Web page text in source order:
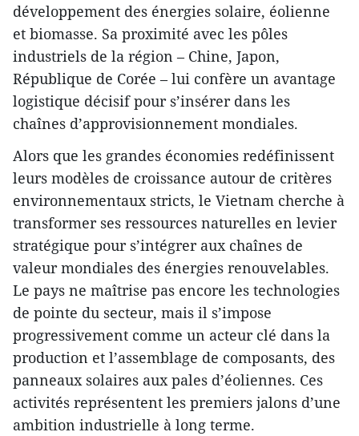
développement des énergies solaire, éolienne
et biomasse. Sa proximité avec les pôles
industriels de la région – Chine, Japon,
République de Corée – lui confère un avantage
logistique décisif pour s’insérer dans les
chaînes d’approvisionnement mondiales.
Alors que les grandes économies redéfinissent
leurs modèles de croissance autour de critères
environnementaux stricts, le Vietnam cherche à
transformer ses ressources naturelles en levier
stratégique pour s’intégrer aux chaînes de
valeur mondiales des énergies renouvelables.
Le pays ne maîtrise pas encore les technologies
de pointe du secteur, mais il s’impose
progressivement comme un acteur clé dans la
production et l’assemblage de composants, des
panneaux solaires aux pales d’éoliennes. Ces
activités représentent les premiers jalons d’une
ambition industrielle à long terme.